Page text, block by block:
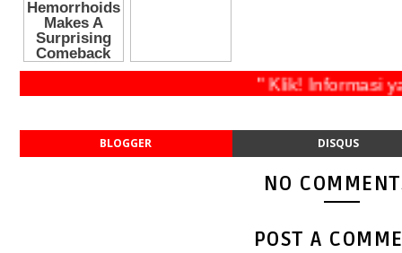
" Klik!
BLOGGER DISQUS
NO
POST A